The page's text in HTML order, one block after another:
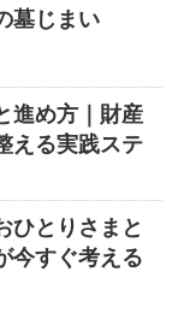
墓じまい
進め方｜財産
える実践ステ
ひとりさまと
今すぐ考える